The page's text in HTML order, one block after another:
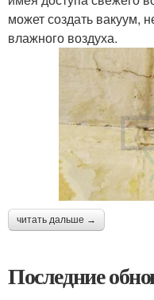
может создать вакуум,
влажного воздуха.
читать дальше →
Последние